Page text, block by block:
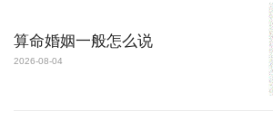
算命婚姻一般怎么说
2026-08-04